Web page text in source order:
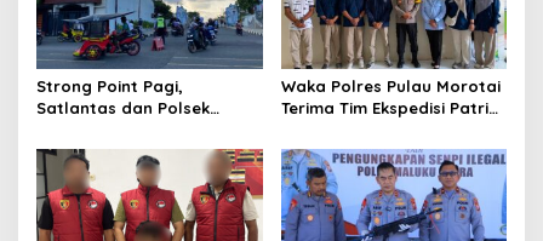
Strong Point Pagi,
Satlantas dan Polsek
Hadir Wujudkan Keamanan
serta Keselamatan Berlalu
Lintas
Waka Polres Pulau Morotai
Terima Tim Ekspedisi Patriot
Pengabdian dan Riset di
Wilayah Morotai